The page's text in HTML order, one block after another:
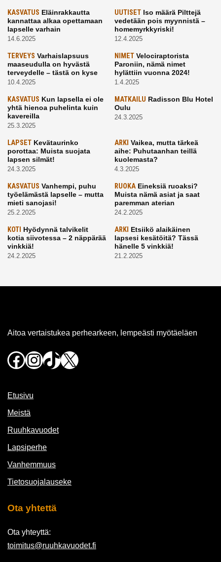
KASVATUS Eläinrakkautta
kannattaa alkaa opettamaan
lapselle varhain
14.6.2025
UUTISETIso määrä Pilttejä
vedetään pois myynnistä –
homemyrkkyriski!
12.4.2025
TERVEYS Varhaislapsuus
maaseudulla on hyvästä
terveydelle – tästä on kyse
10.4.2025
NIMETVelociraptorista
Paroniin, nämä nimet
hylättiin vuonna 2024!
1.4.2025
KASVATUS Kun lapsella ei ole
yhtä hienoa puhelinta kuin
kavereilla
25.3.2025
MATKAILU Radisson Blu Hotel
Oulu
24.3.2025
LAPSET Kevätaurinko
porottaa: Muista suojata
lapsen silmät!
24.3.2025
ARKI Vaikea, mutta tärkeä
aihe: Puhutaanhan teillä
kuolemasta?
4.3.2025
KASVATUS Vanhempi, puhu
työelämästä lapselle – mutta
mieti sanojasi!
25.2.2025
RUOKAEineksiä ruoaksi?
Muista nämä asiat ja saat
paremman aterian
24.2.2025
KOTI Hyödynnä talvikelit
kotia siivotessa – 2 näppärää
vinkkiä!
24.2.2025
ARKI Etsiikö alaikäinen
lapsesi kesätöitä? Tässä
hänelle 5 vinkkiä!
21.2.2025
Aitoa vertaistukea perhearkeen, lempeästi myötäeläen
Facebook
Instagram
TikTok
X
Etusivu
Meistä
Ruuhkavuodet
Lapsiperhe
Vanhemmuus
Tietosuojalauseke
Ota yhtettä
Ota yhteyttä:
toimitus@ruuhkavuodet.fi